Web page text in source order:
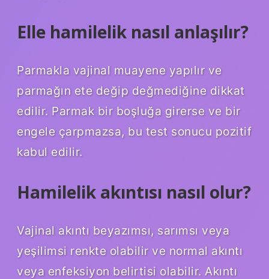
Elle hamilelik nasıl anlaşılır?
Parmakla vajinal muayene yapılır ve
parmağın ete değip değmediğine dikkat
edilir. Parmak bir boşluğa girerse ve bir
engele çarpmazsa, bu test sonucu pozitif
kabul edilir.
Hamilelik akıntısı nasıl olur?
Vajinal akıntı beyazımsı, sarımsı veya
yeşilimsi renkte olabilir ve normal akıntı
veya enfeksiyon belirtisi olabilir. Akıntı